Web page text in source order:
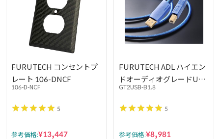
FURUTECH コンセントプ
レート 106-DNCF
106-D-NCF
5
参考価格:¥13,447
FURUTECH ADL ハイエン
ドオーディオグレードUSB
ケーブル Aタイプ⇔Bタイ
プ 1.8m 1本 GT2USB-B1.8
GT2USB-B1.8
5
参考価格:¥8,981